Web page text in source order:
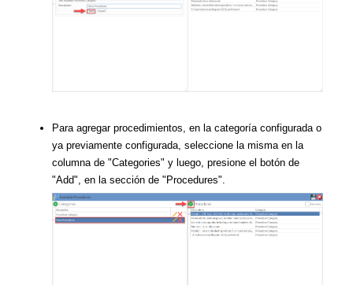
Para agregar procedimientos, en la categoría configurada o
ya previamente configurada, seleccione la misma en la
columna de "Categories" y luego, presione el botón de
"Add", en la sección de "Procedures".